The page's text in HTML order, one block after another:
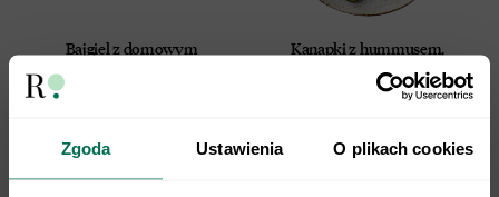
Zgoda Ustawienia O plikach cookies
Bajgiel z domowym
Kanapki z hummusem,
mozzarellą i warzywami